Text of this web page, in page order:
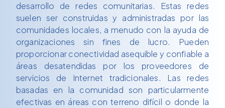
desarrollo de redes comunitarias. Estas redes
suelen ser construidas y administradas por las
comunidades locales, a menudo con la ayuda de
organizaciones sin fines de lucro. Pueden
proporcionar conectividad asequible y confiable a
áreas desatendidas por los proveedores de
servicios de Internet tradicionales. Las redes
basadas en la comunidad son particularmente
efectivas en áreas con terreno difícil o donde la